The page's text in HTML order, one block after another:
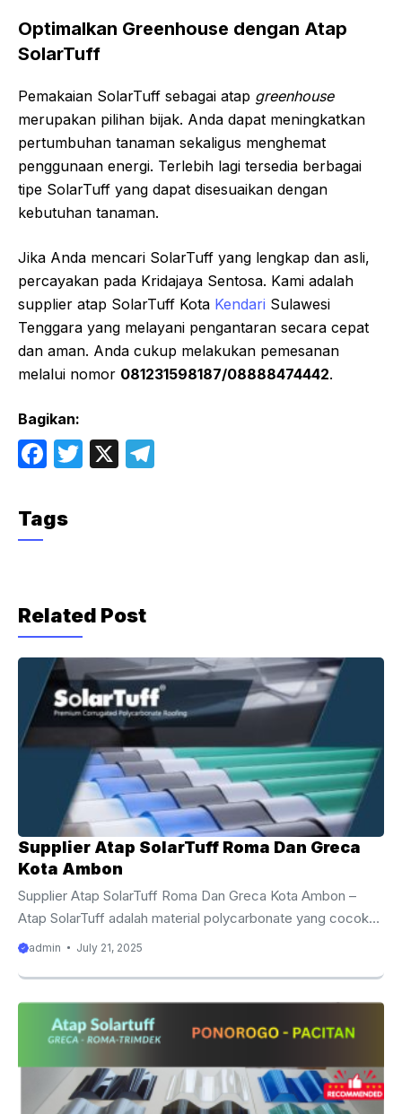
Optimalkan Greenhouse dengan Atap
SolarTuff
Pemakaian SolarTuff sebagai atap greenhouse
merupakan pilihan bijak. Anda dapat meningkatkan
pertumbuhan tanaman sekaligus menghemat
penggunaan energi. Terlebih lagi tersedia berbagai
tipe SolarTuff yang dapat disesuaikan dengan
kebutuhan tanaman.
Jika Anda mencari SolarTuff yang lengkap dan asli,
percayakan pada Kridajaya Sentosa. Kami adalah
supplier atap SolarTuff Kota Kendari Sulawesi
Tenggara yang melayani pengantaran secara cepat
dan aman. Anda cukup melakukan pemesanan
melalui nomor 081231598187/08888474442.
Bagikan:
F
c
e
o
k
T
X
Tags
Related Post
Supplier Atap SolarTuff Roma Dan Greca
Kota Ambon
Supplier Atap SolarTuff Roma Dan Greca Kota Ambon –
Atap SolarTuff adalah material polycarbonate yang cocok
digunakan untuk semua jenis bangun, termasuk hunian.
menghasilkan atap yang kuat, tahan lama, dan berdaya
tahan tinggi. Sangat tepat diaplikasikan di wilayah tropis
seperti Indonesia. Tidak hanya sekedar melindungi,
karena warnanya beragam. Lantas, warna mana yang
cocok dengan desain Anda? Cek selengkapnya di sini.
admin July 21, 2025